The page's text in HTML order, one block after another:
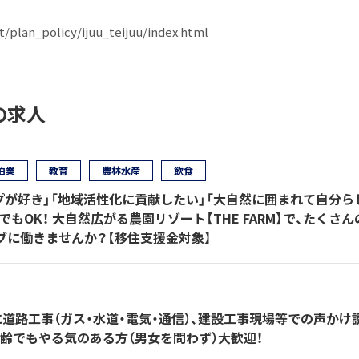
plan_policy/ijuu_teijuu/index.html
求人
が好き」「地域活性化に貢献したい」「大自然に囲まれて自分ら
もOK！ 大自然広がる農園リゾート【THE FARM】で、たくさん
働きませんか？【移住支援金対象】
業 教育 農林水産 飲食
路工事（ガス・水道・電気・通信）、建設工事現場等での声かけ
でもやる気のある方（男女を問わず）大歓迎！